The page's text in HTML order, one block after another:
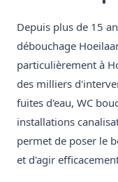
Depuis plus de 15
débouchage
particulièrement à
des milliers
fuites d'eau, WC
installations
permet de poser le
et d'agir